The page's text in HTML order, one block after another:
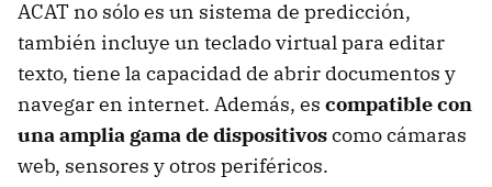
ACAT no sólo es un sistema de predicción,
también incluye un teclado virtual para editar
texto, tiene la capacidad de abrir documentos y
navegar en internet. Además, es compatible con
una amplia gama de dispositivoscomo cámaras
web, sensores y otros periféricos.